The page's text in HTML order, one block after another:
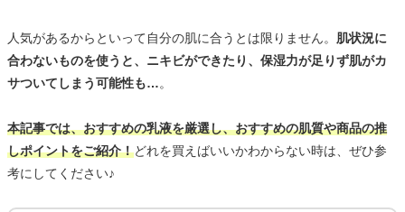
人気があるからといって自分の肌に合うとは限りません。 肌状況に
合わないものを使うと、ニキビができたり、保湿力が足りず肌がカ
サついてしまう可能性も…。
本記事では、おすすめの乳液を厳選し、おすすめの肌質や商品の推
しポイントをご紹介！どれを買えばいいかわからない時は、ぜひ参
考にしてください♪